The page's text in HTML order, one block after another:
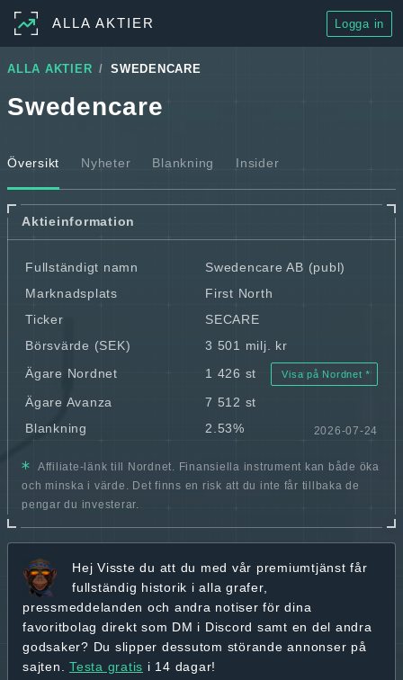
ALLA AKTIER Logga in
ALLA AKTIER SWEDENCARE
Swedencare
Översikt Nyheter Blankning Insider
Aktieinformation
Fullständigt namn
Swedencare AB (publ)
Marknadsplats
First North
Ticker
SECARE
Börsvärde (SEK)
3 501 milj. kr
Ägare Nordnet
1 426 st Visa på Nordnet
Ägare Avanza
7 512 st
Blankning
2.53% 2026-07-24
Affiliate-länk till Nordnet. Finansiella instrument kan både öka
och minska i värde. Det finns en risk att du inte får tillbaka de
pengar du investerar.
Hej Visste du att du med vår premiumtjänst får
fullständig historik i alla grafer,
pressmeddelanden och andra notiser för dina
favoritbolag direkt som DM i Discord samt en del andra
godsaker? Du slipper dessutom störande annonser på
sajten. Testa gratis i 14 dagar!